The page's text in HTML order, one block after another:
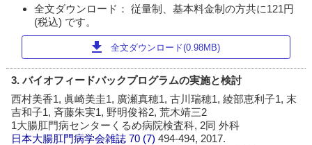
全文ダウンロード： 従量制、基本料金制の方共に121円
(税込) です。
download 全文ダウンロード(0.98MB)
3. バイオフィードバックプログラムの実施と検討
西村美香1, 眞崎美圭1, 廣瀬真穂1, 古川瑞穂1, 綾部恵利子1, 末
吉和子1, 斉藤朱実1, 野明俊裕2, 荒木靖三2
1大腸肛門病センターくるめ病院検査科, 2同 外科
日本大腸肛門病学会雑誌 70 (7)494-494, 2017.